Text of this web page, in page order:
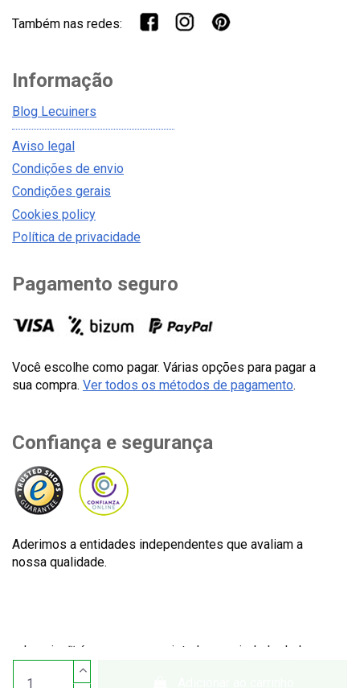
Também nas redes:
Informação
Blog Lecuiners
Aviso legal
Condições de envio
Condições gerais
Cookies policy
Política de privacidade
Pagamento seguro
Você escolhe como pagar. Várias opções para pagar a
sua compra. Ver todos os métodos de pagamento.
Confiança e segurança
Aderimos a entidades independentes que avaliam a
nossa qualidade.
Lecuine™ é uma marca registada propriedade de Lecom
Projects S.L. © Copyright © 2012-2026. Espanha. Todos os